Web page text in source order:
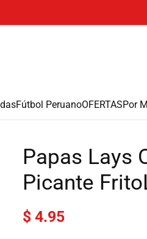
Fútbol PeruanoOFERTASPor
Papas Lays
Picante
$ 4.95